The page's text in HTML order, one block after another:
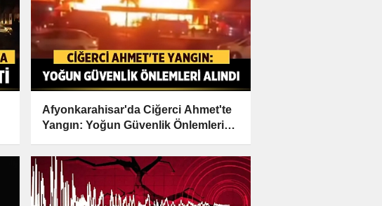
Afyonkarahisar'da Ciğerci Ahmet'te
Yangın: Yoğun Güvenlik Önlemleri